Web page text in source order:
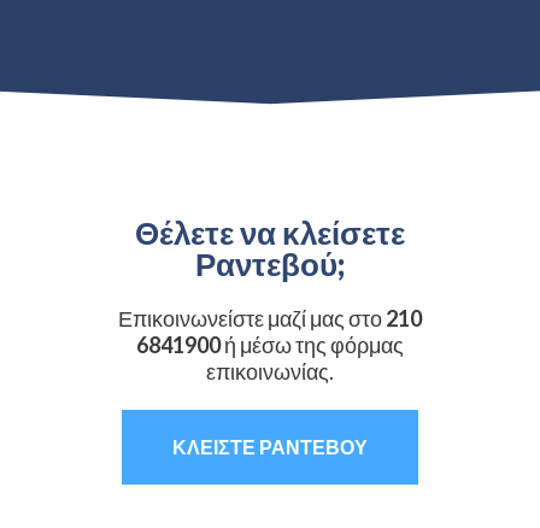
Θέλετε να κλείσετε
Ραντεβού;
Επικοινωνείστε μαζί μας στο210
6841900ή μέσω της φόρμας
επικοινωνίας.
ΚΛΕΙΣΤΕ ΡΑΝΤΕΒΟΥ